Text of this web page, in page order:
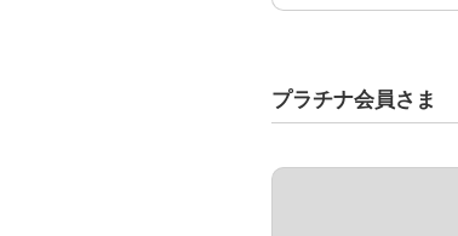
プラチナ会員さま